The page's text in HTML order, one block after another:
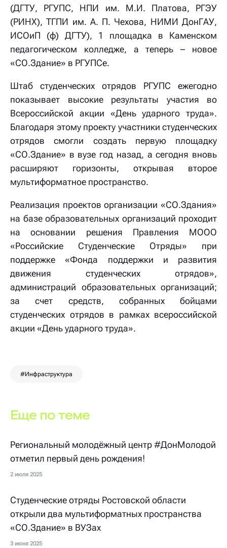
#Инфраструктура
(ДГТУ, РГУПС, НПИ им. М.И. Платова, РГЭУ
(РИНХ), ТГПИ им. А. П. Чехова, НИМИ ДонГАУ,
ИСОиП (ф) ДГТУ), 1 площадка в Каменском
педагогическом колледже, а теперь – новое
«СО.Здание» в РГУПСе.
Штаб студенческих отрядов РГУПС ежегодно
показывает высокие результаты участия во
Всероссийской акции «День ударного труда».
Благодаря этому проекту участники студенческих
отрядов смогли создать первую площадку
«СО.Здание» в вузе год назад, а сегодня вновь
расширяют горизонты, открывая второе
мультиформатное пространство.
Реализация проектов организации «СО.Здания»
на базе образовательных организаций проходит
на основании решения Правления МООО
«Российские Студенческие Отряды» при
поддержке «Фонда поддержки и развития
движения студенческих отрядов»,
администраций образовательных организаций;
за счет средств, собранных бойцами
студенческих отрядов в рамках всероссийской
акции «День ударного труда».
Еще по теме
Региональный молодёжный центр #ДонМолодой
отметил первый день рождения!
2 июля 2025
Студенческие отряды Ростовской области
открыли два мультиформатных пространства
«СО.Здание» в ВУЗах
3 июня 2025